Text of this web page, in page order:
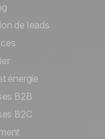
de leads
énergie
B2B
B2C